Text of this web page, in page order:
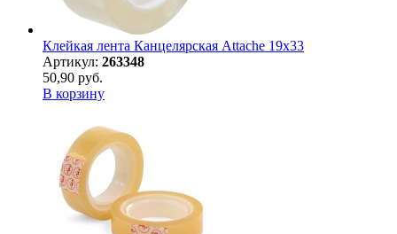
Клейкая лента Канцелярская Attache 19x33
Артикул: 263348
50,90 руб.
В корзину